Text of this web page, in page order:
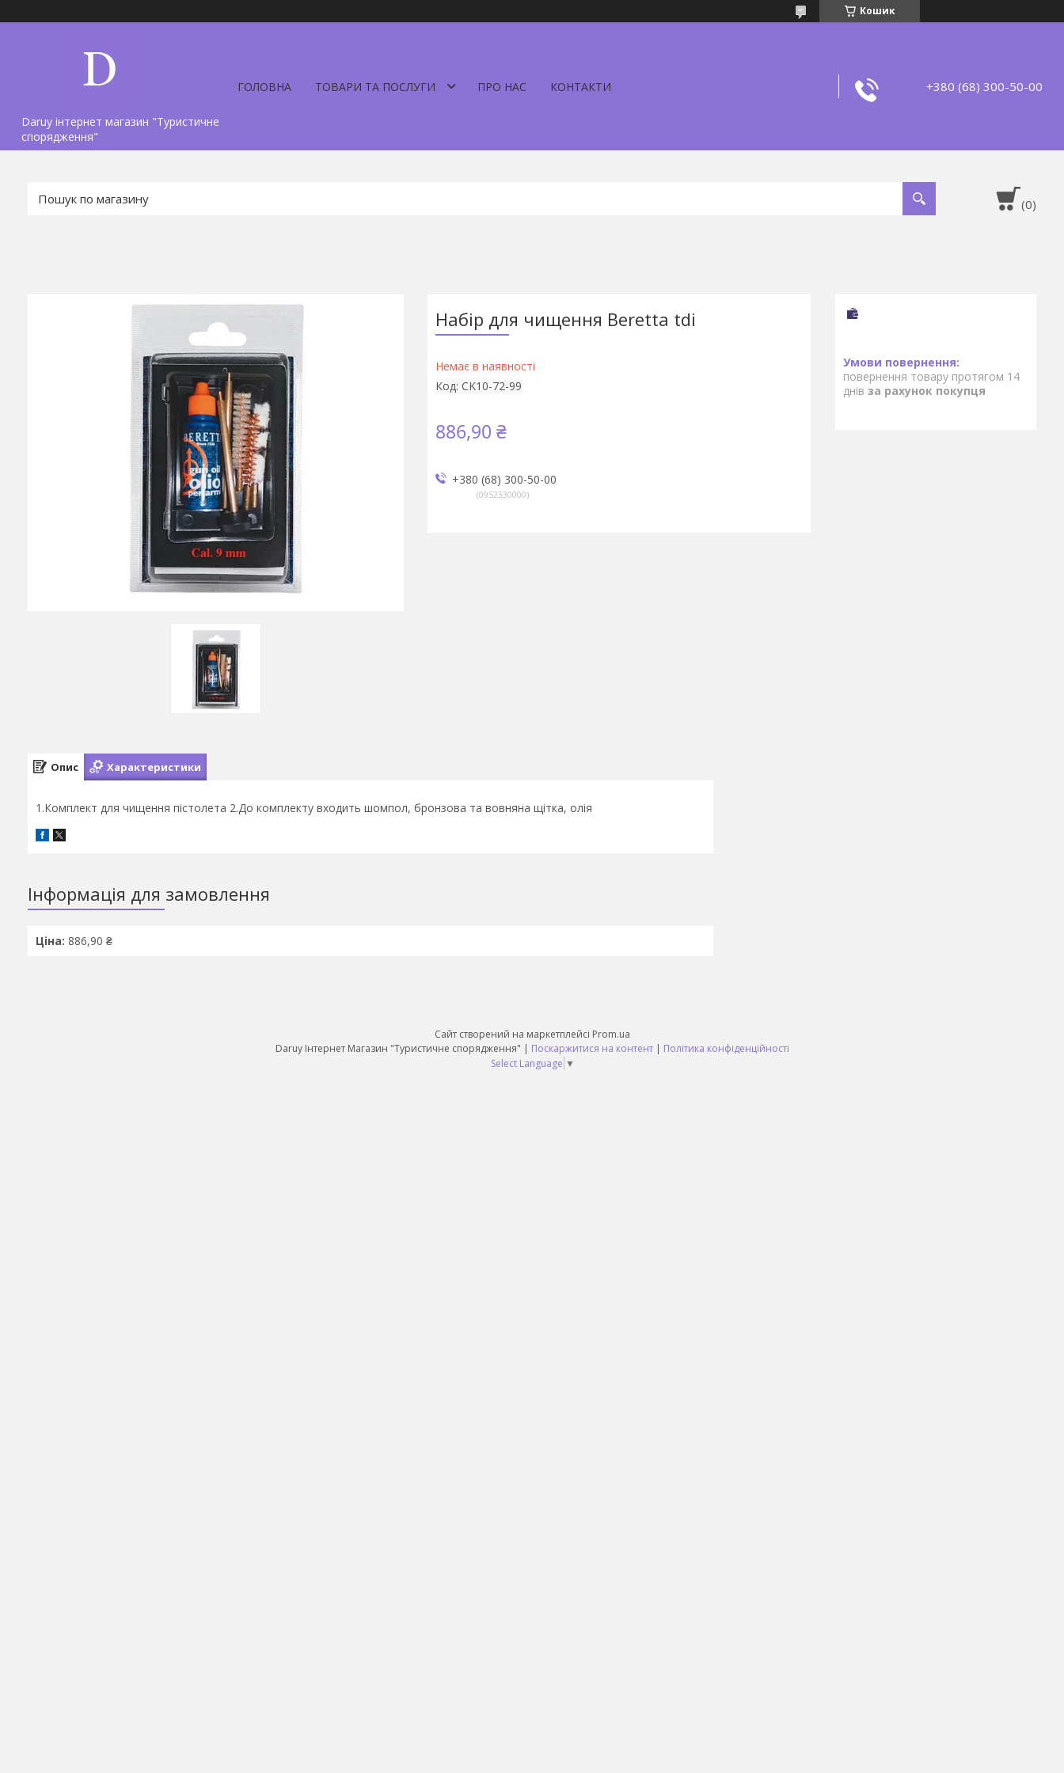
Кошик
Daruy інтернет магазин "Туристичне
спорядження"
ГОЛОВНА ТОВАРИ ТА ПОСЛУГИ ПРО НАС КОНТАКТИ +380 (68) 300-50-00
Набір для чищення Beretta tdi
Немає в наявності
Код: CK10-72-99
886,90 ₴
+380 (68) 300-50-00
0952330000
повернення товару протягом 14
днів за рахунок покупця
Опис Характеристики
1.Комплект для чищення пістолета 2.До комплекту входить шомпол, бронзова та вовняна щітка, олія
Інформація для замовлення
Ціна: 886,90 ₴
Сайт створений на маркетплейсі Prom.ua
Daruy Інтернет Магазин "Туристичне спорядження" | Поскаржитися на контент | Політика конфіденційності
Select Language ▼